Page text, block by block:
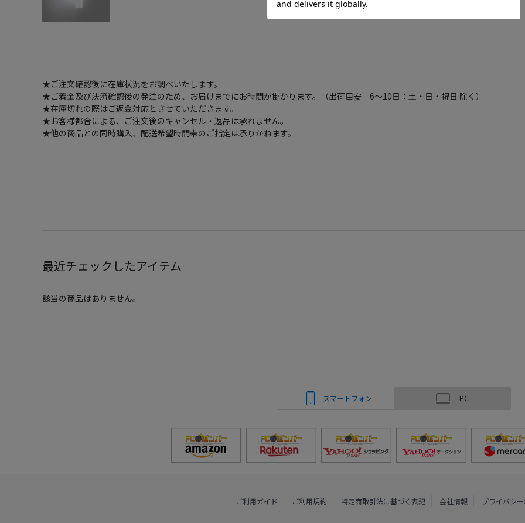
★ご注文確認後に在庫状況をお調べいたします。
★ご着金及び決済確認後の発注のため、お届けまでにお時間が掛かります。（出荷目安 6～10日：土・日・祝日 除く）
★在庫切れの際はご返金対応とさせていただきます。
★お客様都合による、ご注文後のキャンセル・返品は承れません。
★他の商品との同時購入、配送希望時間帯のご指定は承りかねます。
最近チェックしたアイテム
該当の商品はありません。
スマートフォン PC
ご利用ガイド ご利用規約 特定商取引法に基づく表記 会社情報 プライバシ